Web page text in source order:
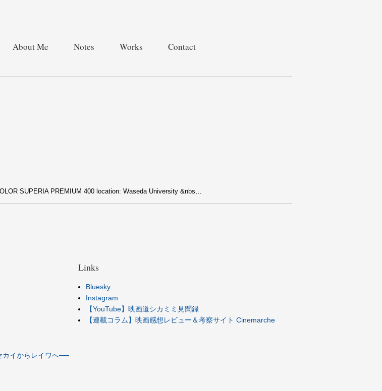
About Me Notes Works Contact
SUPERIA PREMIUM 400 location: Waseda University &nbs…
カイからレイワへ──
Links
Bluesky
Instagram
【YouTube】映画道シカミミ見聞録
【連載コラム】映画感想レビュー＆考察サイト Cinemarche